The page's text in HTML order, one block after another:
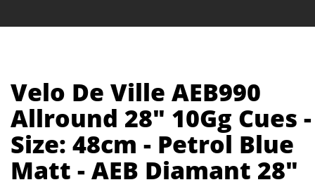
Velo De Ville AEB990
Allround 28" 10Gg Cues -
Size: 48cm - Petrol Blue
Matt - AEB Diamant 28"